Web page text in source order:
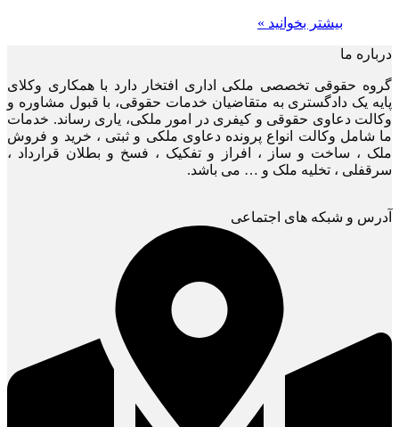
بیشتر بخوانید »
درباره ما
گروه حقوقی تخصصی ملکی اداری افتخار دارد با همکاری وکلای
پایه یک دادگستری به متقاضیان خدمات حقوقی، با قبول مشاوره و
وکالت دعاوی حقوقی و کیفری در امور ملکی، یاری رساند. خدمات
ما شامل وکالت انواع پرونده دعاوی ملکی و ثبتی ، خرید و فروش
ملک ، ساخت و ساز ، افراز و تفکیک ، فسخ و بطلان قرارداد ،
سرقفلی ، تخلیه ملک و … می باشد.
آدرس و شبکه های اجتماعی